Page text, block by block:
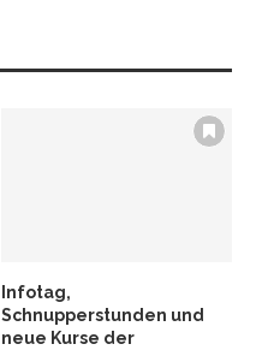
Infotag,
Schnupperstunden und
neue Kurse der